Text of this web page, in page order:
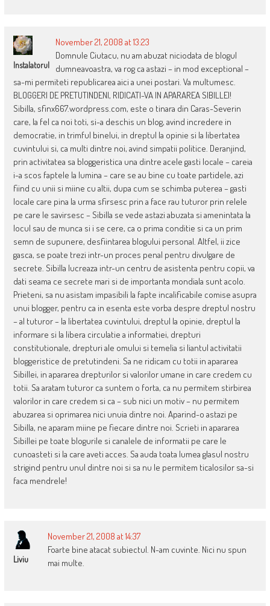
Instalatorul
November 21, 2008 at 13:23
Domnule Ciutacu, nu am abuzat niciodata de blogul
dumneavoastra, va rog ca astazi – in mod exceptional –
sa-mi permiteti republicarea aici a unei postari. Va multumesc.
BLOGGERI DE PRETUTINDENI, RIDICATI-VA IN APARAREA SIBILLEI!
Sibilla, sfinx667.wordpress.com, este o tinara din Caras-Severin
care, la fel ca noi toti, si-a deschis un blog, avind incredere in
democratie, in trimful binelui, in dreptul la opinie si la libertatea
cuvintului si, ca multi dintre noi, avind simpatii politice. Deranjind,
prin activitatea sa bloggeristica una dintre acele gasti locale – careia
i-a scos faptele la lumina – care se au bine cu toate partidele, azi
fiind cu unii si miine cu altii, dupa cum se schimba puterea – gasti
locale care pina la urma sfirsesc prin a face rau tuturor prin relele
pe care le savirsesc – Sibilla se vede astazi abuzata si amenintata la
locul sau de munca si i se cere, ca o prima conditie si ca un prim
semn de supunere, desfiintarea blogului personal. Altfel, ii zice
gasca, se poate trezi intr-un proces penal pentru divulgare de
secrete. Sibilla lucreaza intr-un centru de asistenta pentru copii, va
dati seama ce secrete mari si de importanta mondiala sunt acolo.
Prieteni, sa nu asistam impasibili la fapte incalificabile comise asupra
unui blogger, pentru ca in esenta este vorba despre dreptul nostru
– al tuturor – la libertatea cuvintului, dreptul la opinie, dreptul la
informare si la libera circulatie a informatiei, drepturi
constitutionale, drepturi ale omului si temelia si liantul activitatii
bloggeristice de pretutindeni. Sa ne ridicam cu totii in apararea
Sibillei, in apararea drepturilor si valorilor umane in care credem cu
totii. Sa aratam tuturor ca suntem o forta, ca nu permitem stirbirea
valorilor in care credem si ca – sub nici un motiv – nu permitem
abuzarea si oprimarea nici unuia dintre noi. Aparind-o astazi pe
Sibilla, ne aparam miine pe fiecare dintre noi. Scrieti in apararea
Sibillei pe toate blogurile si canalele de informatii pe care le
cunoasteti si la care aveti acces. Sa auda toata lumea glasul nostru
strigind pentru unul dintre noi si sa nu le permitem ticalosilor sa-si
faca mendrele!
Liviu
November 21, 2008 at 14:37
Foarte bine atacat subiectul. N-am cuvinte. Nici nu spun
mai multe.